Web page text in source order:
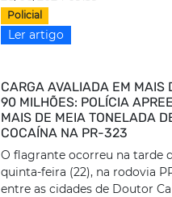
Policial
Ler artigo
CARGA AVALIADA EM MAIS
90 MILHÕES: POLÍCIA
MAIS DE MEIA TONELADA
COCAÍNA NA PR-323
O flagrante ocorreu na tarde
quinta-feira (22), na rodovia
entre as cidades de Doutor